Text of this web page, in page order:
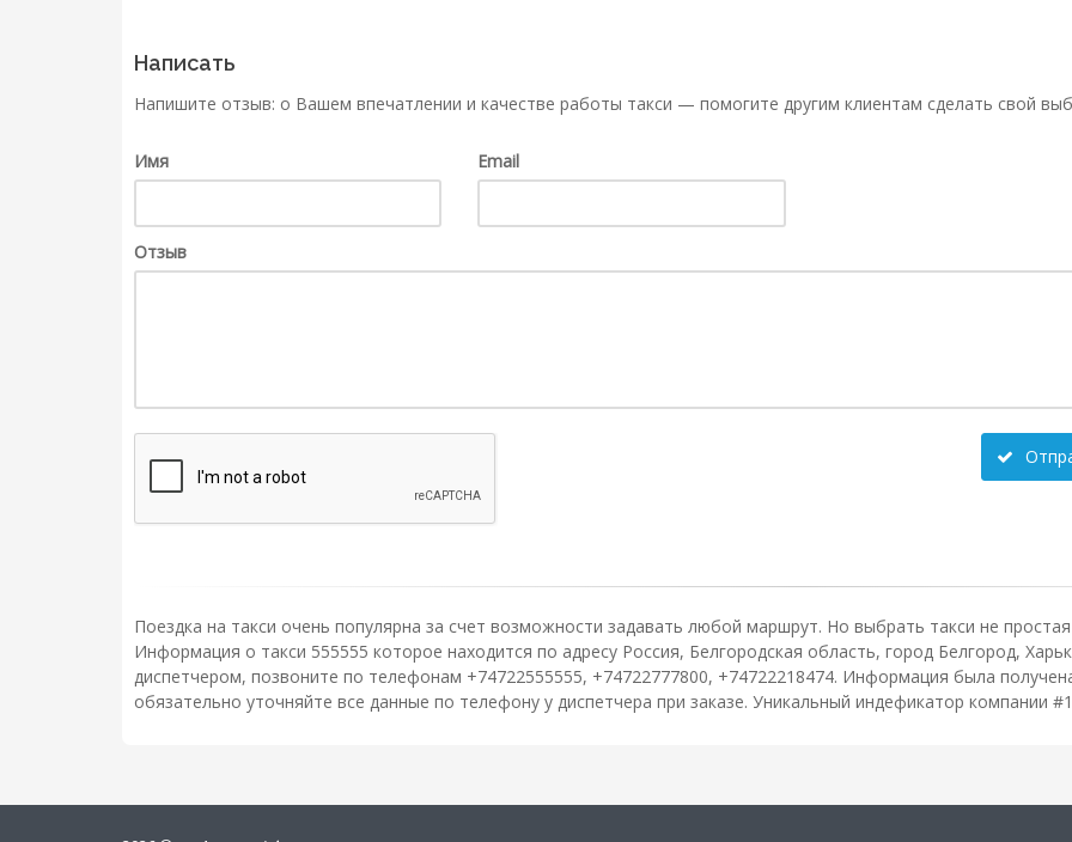
Написать
Напишите отзыв: о Вашем впечатлении и качестве работы такси — помогите другим клиентам сделать свой
Имя Email
Отзыв
Поездка на такси очень популярна за счет возможности задавать любой маршрут. Но выбрать такси не
Информация о такси 555555 которое находится по адресу Россия, Белгородская область, город Белгород,
диспетчером, позвоните по телефонам +74722555555, +74722777800, +74722218474. Информация была
обязательно уточняйте все данные по телефону у диспетчера при заказе. Уникальный индефикатор компании